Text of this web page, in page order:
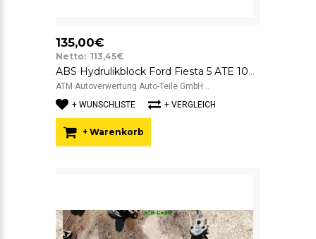
135,00€
Netto: 113,45€
ABS Hydrulikblock Ford Fiesta 5 ATE 10020700334 FoMoCo 4S612M110AC
ATM Autoverwertung Auto-Teile GmbH ..
+ WUNSCHLISTE
+ VERGLEICH
+ Warenkorb